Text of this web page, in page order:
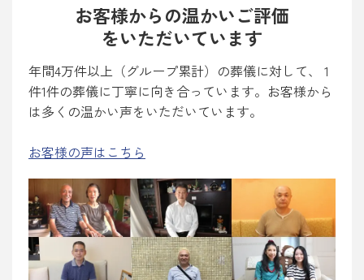
お客様からの温かいご評価
をいただいています
年間4万件以上（グループ累計）の葬儀に対して、 1
件1件の葬儀に丁寧に向き合っています。お客様から
は多くの温かい声をいただいています。
お客様の声はこちら